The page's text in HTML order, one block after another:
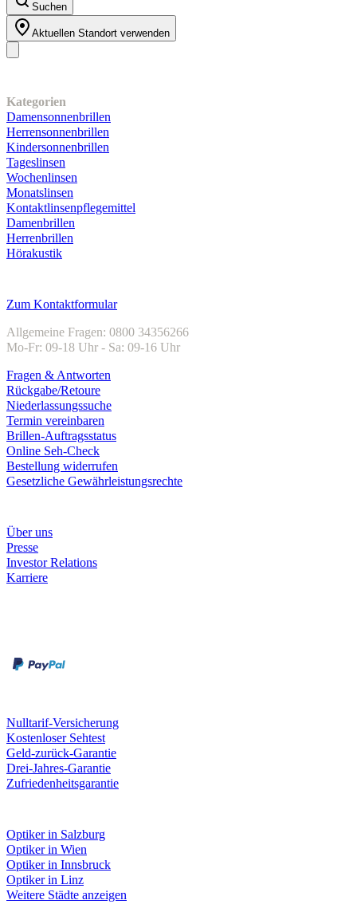
Suchen
Aktuellen Standort verwenden
Kategorien
Damensonnenbrillen
Herrensonnenbrillen
Kindersonnenbrillen
Tageslinsen
Wochenlinsen
Monatslinsen
Kontaktlinsenpflegemittel
Damenbrillen
Herrenbrillen
Hörakustik
Zum Kontaktformular
Allgemeine Fragen: 0800 34356266
Mo-Fr: 09-18 Uhr - Sa: 09-16 Uhr
Fragen & Antworten
Rückgabe/Retoure
Niederlassungssuche
Termin vereinbaren
Brillen-Auftragsstatus
Online Seh-Check
Bestellung widerrufen
Gesetzliche Gewährleistungsrechte
Über uns
Presse
Investor Relations
Karriere
Nulltarif-Versicherung
Kostenloser Sehtest
Geld-zurück-Garantie
Drei-Jahres-Garantie
Zufriedenheitsgarantie
Optiker in Salzburg
Optiker in Wien
Optiker in Innsbruck
Optiker in Linz
Weitere Städte anzeigen